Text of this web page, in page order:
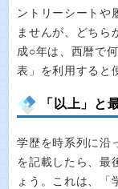
ントリーシートや
ませんが、どちら
成○年は、西暦で
表」を利用すると
「以上」と
学歴を時系列に沿
を記載したら、最
ょう。これは、「